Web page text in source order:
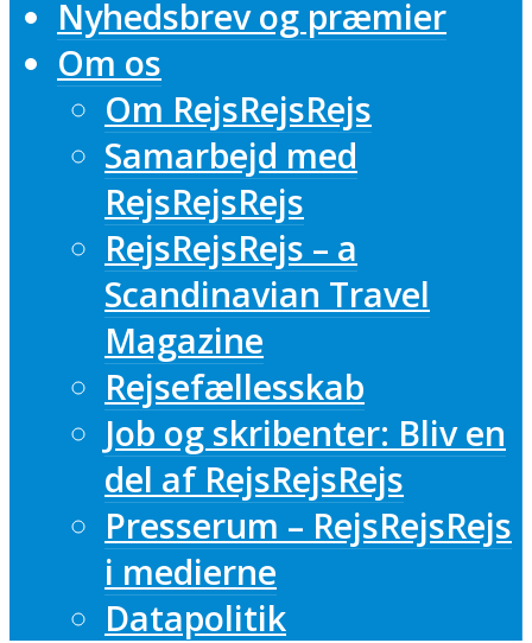
Nyhedsbrev og præmier
Om os
Om RejsRejsRejs
Samarbejd med
RejsRejsRejs
RejsRejsRejs – a
Scandinavian Travel
Magazine
Rejsefællesskab
Job og skribenter: Bliv en
del af RejsRejsRejs
Presserum – RejsRejsRejs
i medierne
Datapolitik